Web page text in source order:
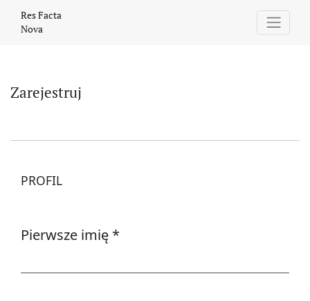
Res Facta
Nova
Zarejestruj
PROFIL
Pierwsze imię *